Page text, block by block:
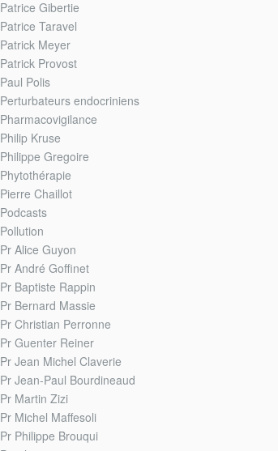
Patrice Gibertie
Patrice Taravel
Patrick Meyer
Patrick Provost
Paul Polis
Perturbateurs endocriniens
Pharmacovigilance
Philip Kruse
Philippe Gregoire
Phytothérapie
Pierre Chaillot
Podcasts
Pollution
Pr Alice Guyon
Pr André Goffinet
Pr Baptiste Rappin
Pr Bernard Massie
Pr Christian Perronne
Pr Guenter Reiner
Pr Jean Michel Claverie
Pr Jean-Paul Bourdineaud
Pr Martin Zizi
Pr Michel Maffesoli
Pr Philippe Brouqui